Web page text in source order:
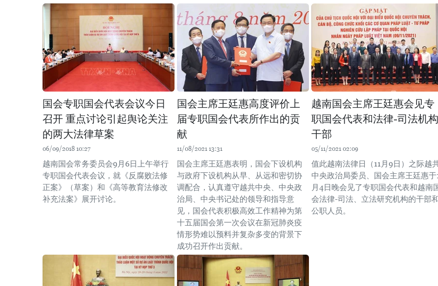
国会专职国会代表会议今日
召开 重点讨论引起舆论关注
的两大法律草案
06/09/2018 10:27
越南国会常务委员会9月6日上午举行
专职国会代表会议，就《反腐败法修
正案》（草案）和《高等教育法修改
补充法案》展开讨论。
国会主席王廷惠高度评价上
届专职国会代表所作出的贡
献
11/08/2021 13:31
国会主席王廷惠表明，国会下设机构
与政府下设机构从早、从远和密切协
调配合，认真遵守越共中央、中央政
治局、中央书记处的领导和指导意
见，国会代表积极高效工作精神为第
十五届国会第一次会议在新冠肺炎疫
情形势难以预料并复杂多变的背景下
成功召开作出贡献。
越南国会主席王廷惠会见专
职国会代表和法律-司法机构
干部
05/11/2021 02:09
值此越南法律日（11月9日）之际越
中央政治局委员、国会主席王廷惠于
月4日晚会见了专职国会代表和越南
会法律-司法、立法研究机构的干部
公职人员。